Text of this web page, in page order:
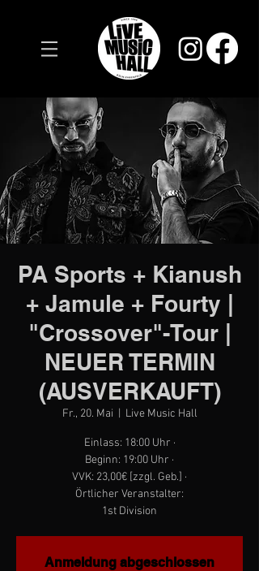
PA Sports + Kianush
+ Jamule + Fourty |
"Crossover"-Tour |
NEUER TERMIN
(AUSVERKAUFT)
Fr., 20. Mai Live Music Hall
Einlass: 18:00 Uhr ·
Beginn: 19:00 Uhr ·
VVK: 23,00€ [zzgl. Geb.] ·
Örtlicher Veranstalter:
1st Division
Anmeldung abgeschlossen